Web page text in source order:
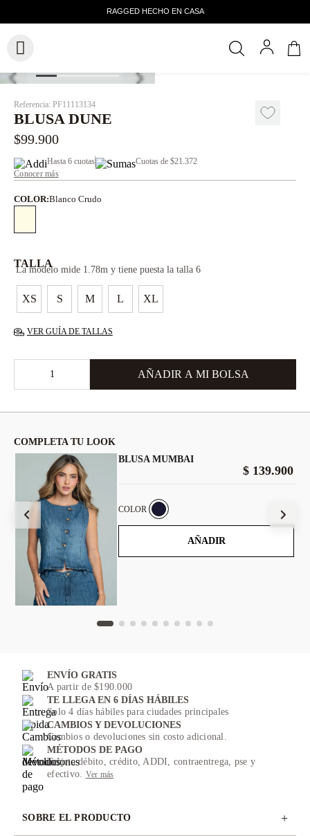
Referencia: PF11113134
BLUSA DUNE
$99.900
Hasta 6 cuotas Cuotas de $21.372
Conocer más
COLOR:Blanco Crudo
TALLA
XS S M L XL
La modelo mide 1.78m y tiene puesta la talla 6
VER GUÍA DE TALLAS
COMPLETA TU LOOK
BLUSA MUMBAI
$ 139.900
COLOR
AÑADIR
ENVÍO GRATIS
A partir de $190.000
TE LLEGA EN 6 DÍAS HÁBILES
Solo 4 días hábiles para ciudades principales
CAMBIOS Y DEVOLUCIONES
Cambios o devoluciones sin costo adicional.
MÉTODOS DE PAGO
Tarjeta débito, crédito, ADDI, contraentrega, pse y
efectivo. Ver más
SOBRE EL PRODUCTO +